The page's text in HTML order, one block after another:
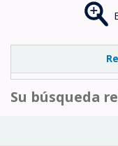
Su búsqueda